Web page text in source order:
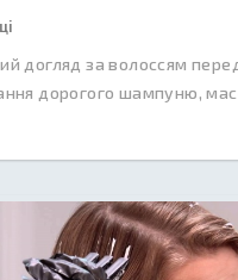
догляд за волоссям
дорогого шампуню,